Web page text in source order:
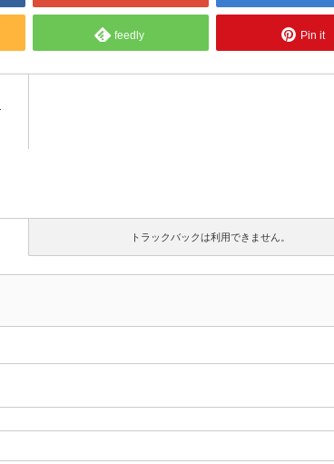
feedly Pin it
トラックバックは利用できません。